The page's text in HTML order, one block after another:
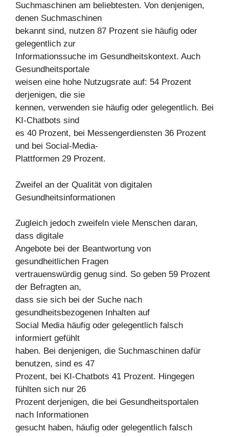
Suchmaschinen am beliebtesten. Von denjenigen,
denen Suchmaschinen
bekannt sind, nutzen 87 Prozent sie häufig oder
gelegentlich zur
Informationssuche im Gesundheitskontext. Auch
Gesundheitsportale
weisen eine hohe Nutzugsrate auf: 54 Prozent
derjenigen, die sie
kennen, verwenden sie häufig oder gelegentlich. Bei
KI-Chatbots sind
es 40 Prozent, bei Messengerdiensten 36 Prozent
und bei Social-Media-
Plattformen 29 Prozent.
Zweifel an der Qualität von digitalen
Gesundheitsinformationen
Zugleich jedoch zweifeln viele Menschen daran,
dass digitale
Angebote bei der Beantwortung von
gesundheitlichen Fragen
vertrauenswürdig genug sind. So geben 59 Prozent
der Befragten an,
dass sie sich bei der Suche nach
gesundheitsbezogenen Inhalten auf
Social Media häufig oder gelegentlich falsch
informiert gefühlt
haben. Bei denjenigen, die Suchmaschinen dafür
benutzen, sind es 47
Prozent, bei KI-Chatbots 41 Prozent. Hingegen
fühlten sich nur 26
Prozent derjenigen, die bei Gesundheitsportalen
nach Informationen
gesucht haben, häufig oder gelegentlich falsch